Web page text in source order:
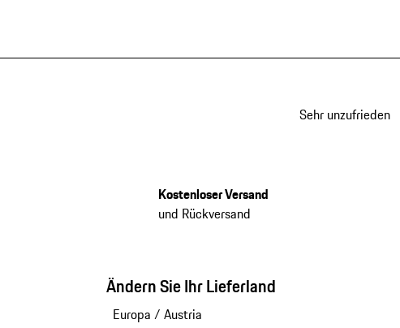
Sehr unzufrieden
Kostenloser Versand
und Rückversand
Ändern Sie Ihr Lieferland
Europa / Austria